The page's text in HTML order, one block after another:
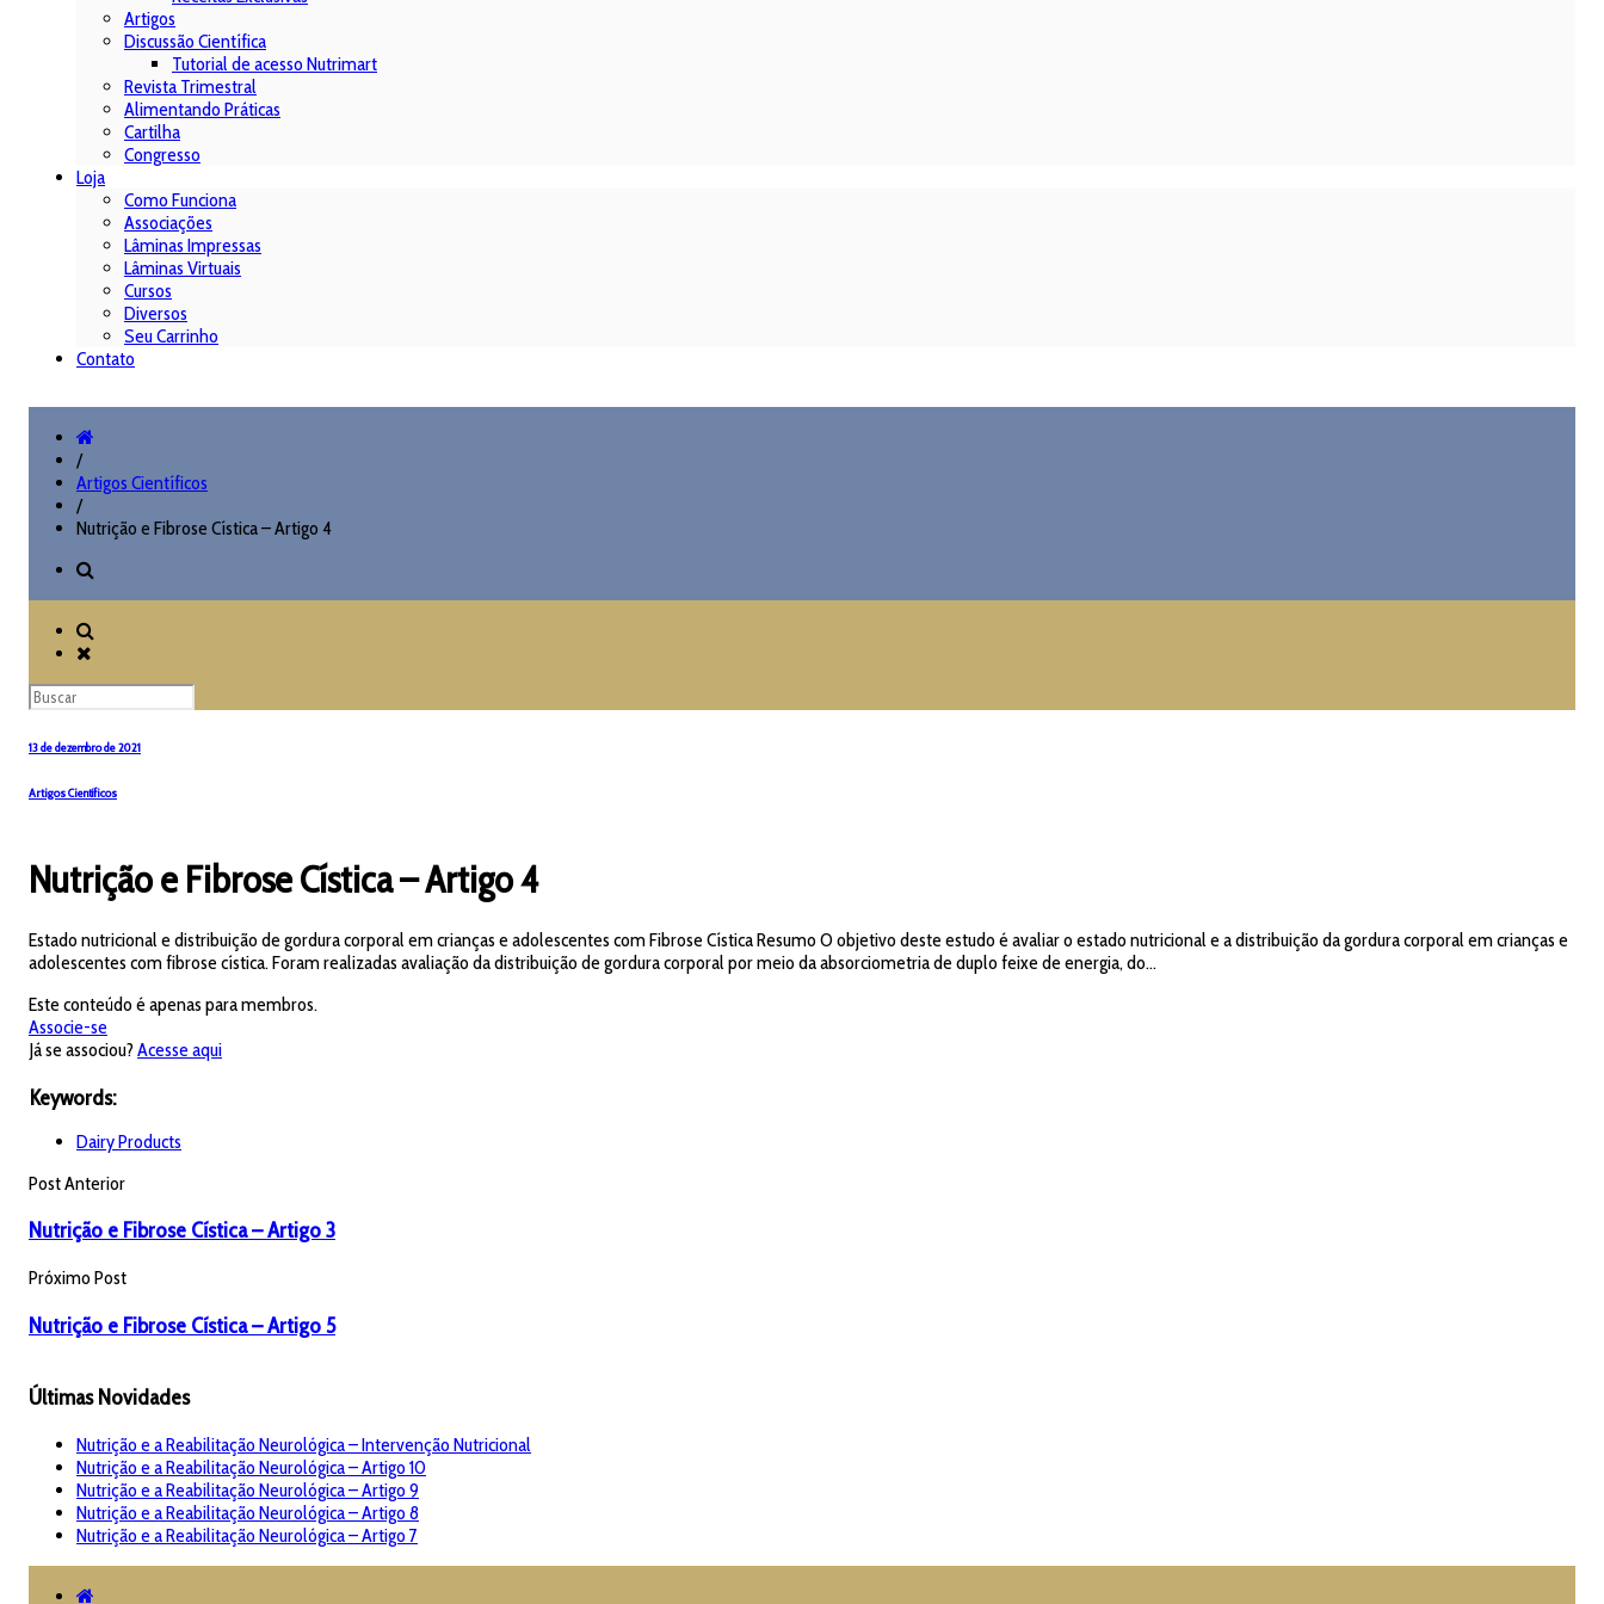
Artigos
Discussão Científica
Tutorial de acesso Nutrimart
Revista Trimestral
Alimentando Práticas
Cartilha
Congresso
Loja
Como Funciona
Associações
Lâminas Impressas
Lâminas Virtuais
Cursos
Diversos
Seu Carrinho
Contato
/
Artigos Científicos
/
Nutrição e Fibrose Cística – Artigo 4
13 de dezembro de 2021
Artigos Científicos
Nutrição e Fibrose Cística – Artigo 4
Estado nutricional e distribuição de gordura corporal em crianças e adolescentes com Fibrose Cística Resumo O objetivo deste estudo é avaliar o estado nutricional e a distribuição da gordura corporal em crianças e
adolescentes com fibrose cística. Foram realizadas avaliação da distribuição de gordura corporal por meio da absorciometria de duplo feixe de energia, do...
Este conteúdo é apenas para membros.
Associe-se
Já se associou? Acesse aqui
Keywords:
Dairy Products
Post Anterior
Nutrição e Fibrose Cística – Artigo 3
Próximo Post
Nutrição e Fibrose Cística – Artigo 5
Últimas Novidades
Nutrição e a Reabilitação Neurológica – Intervenção Nutricional
Nutrição e a Reabilitação Neurológica – Artigo 10
Nutrição e a Reabilitação Neurológica – Artigo 9
Nutrição e a Reabilitação Neurológica – Artigo 8
Nutrição e a Reabilitação Neurológica – Artigo 7